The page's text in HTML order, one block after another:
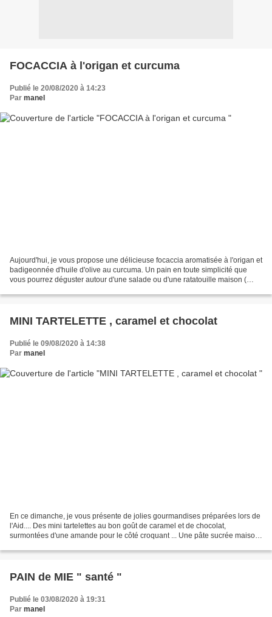
FOCACCIA à l'origan et curcuma
Publié le 20/08/2020 à 14:23
Par manel
Aujourd'hui, je vous propose une délicieuse focaccia aromatisée à l'origan et
badigeonnée d'huile d'olive au curcuma. Un pain en toute simplicité que
vous pourrez déguster autour d'une salade ou d'une ratatouille maison (
MINI TARTELETTE , caramel et chocolat
Publié le 09/08/2020 à 14:38
Par manel
En ce dimanche, je vous présente de jolies gourmandises préparées lors de
l'Aid.... Des mini tartelettes au bon goût de caramel et de chocolat,
surmontées d'une amande pour le côté croquant ... Une pâte sucrée maison
PAIN de MIE " santé "
Publié le 03/08/2020 à 19:31
Par manel